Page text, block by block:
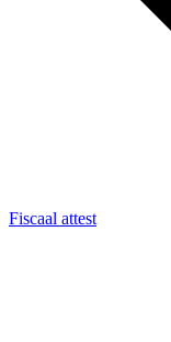
Fiscaal attest